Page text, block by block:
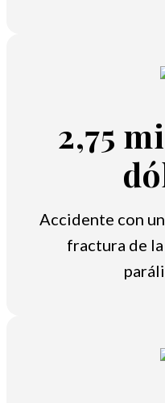
2,75
Accidente con
fractura de